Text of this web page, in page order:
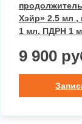
Хэйр» 2.5 мл ,
1 мл, ПДРН 1
9 900